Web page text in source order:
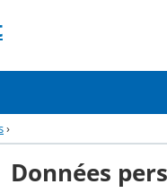
›
Données